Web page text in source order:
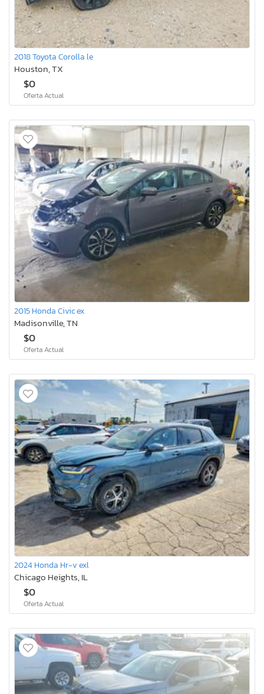
2018 Toyota Corolla le
Houston, TX
$0
Oferta Actual
2015 Honda Civic ex
Madisonville, TN
$0
Oferta Actual
2024 Honda Hr-v exl
Chicago Heights, IL
$0
Oferta Actual